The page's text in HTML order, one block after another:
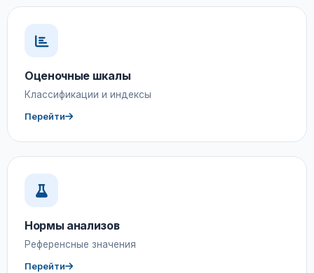
Оценочные шкалы
Классификации и индексы
Перейти
Нормы анализов
Референсные значения
Перейти